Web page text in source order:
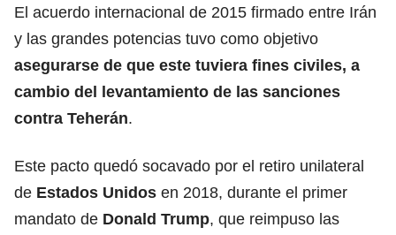
El acuerdo internacional de 2015 firmado entre Irán
y las grandes potencias tuvo como objetivo
asegurarse de que este tuviera fines civiles, a
cambio del levantamiento de las sanciones
contra Teherán.
Este pacto quedó socavado por el retiro unilateral
de Estados Unidos en 2018, durante el primer
mandato de Donald Trump, que reimpuso las